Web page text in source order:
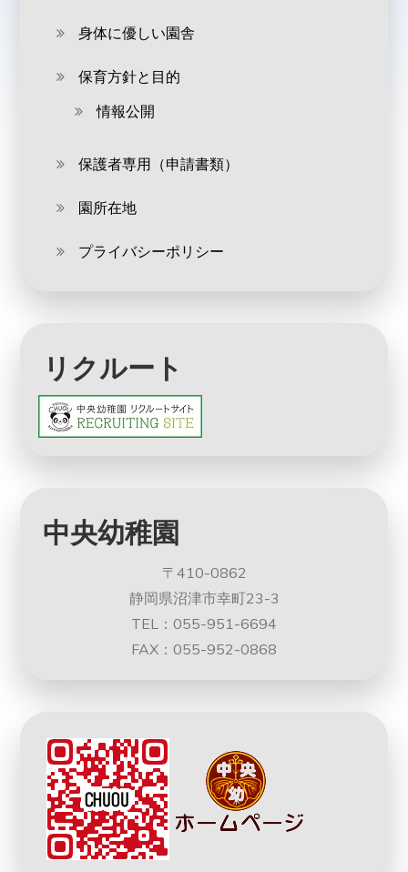
身体に優しい園舎
保育方針と目的
情報公開
保護者専用（申請書類）
園所在地
プライバシーポリシー
リクルート
中央幼稚園
〒410-0862
静岡県沼津市幸町23-3
TEL：055-951-6694
FAX：055-952-0868